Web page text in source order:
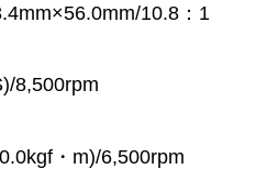
10.8：1
8,500rpm
・m)/6,500rpm